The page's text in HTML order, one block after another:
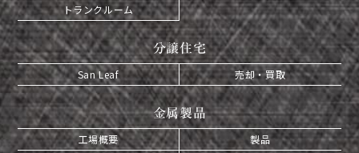
トランクルーム
分譲住宅
San Leaf 売却・買取
金属製品
工場概要
製品